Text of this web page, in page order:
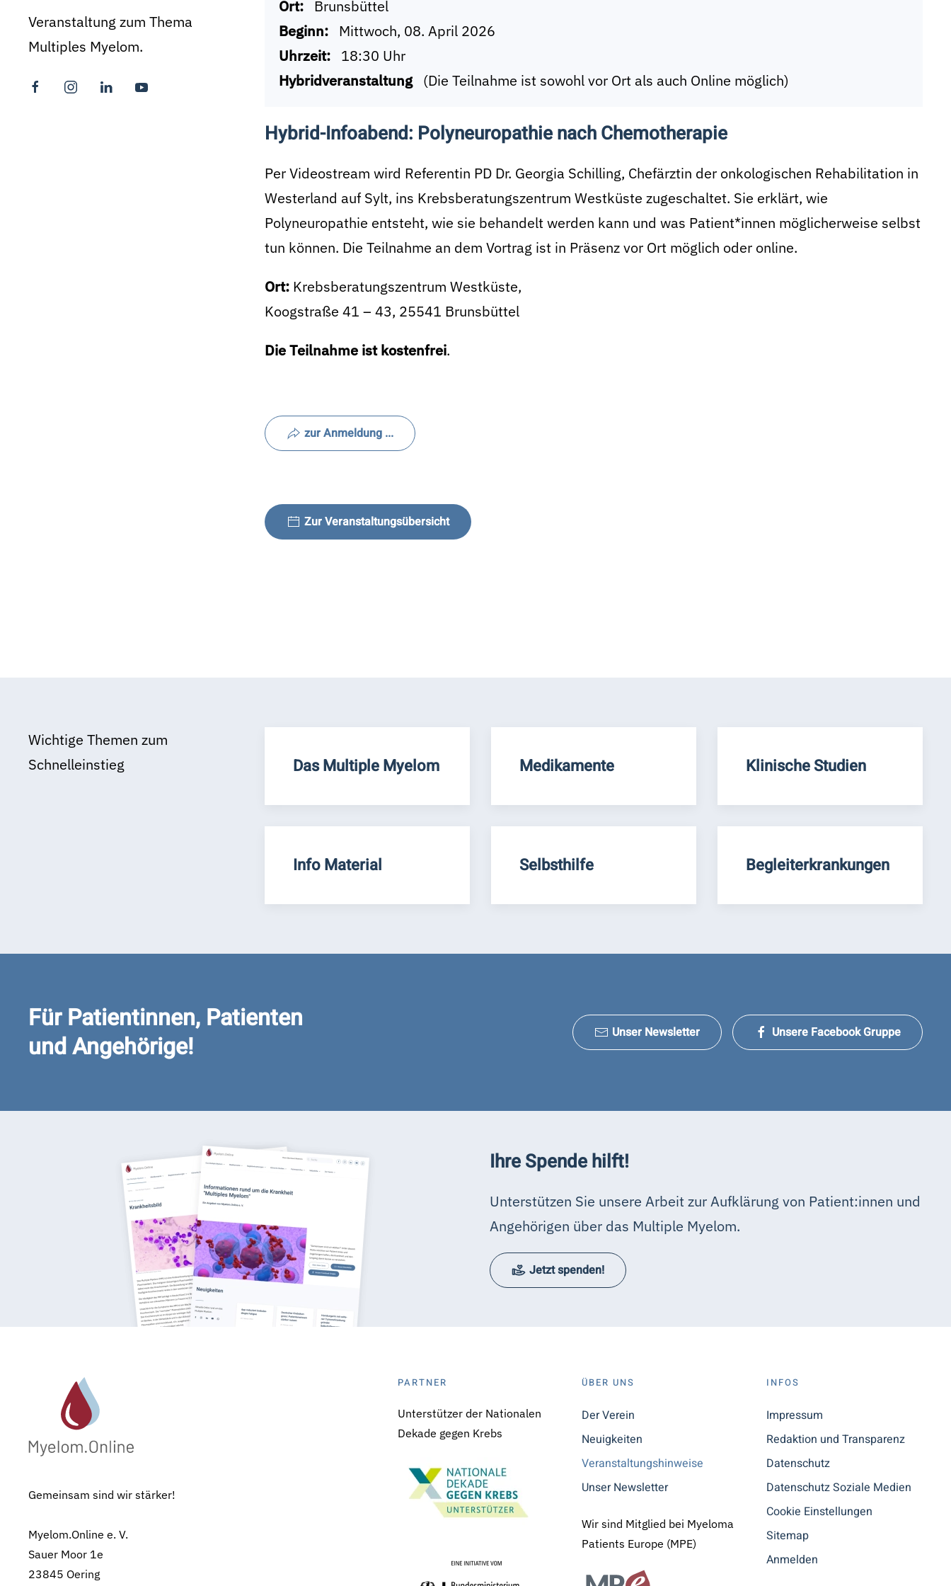
Veranstaltung zum Thema
Multiples Myelom.
Ort:
Brunsbüttel
Beginn:
Mittwoch, 08. April 2026
Uhrzeit:
18:30 Uhr
Hybridveranstaltung
(Die Teilnahme ist sowohl vor Ort als auch Online möglich)
Hybrid-Infoabend: Polyneuropathie nach Chemotherapie
Per Videostream wird Referentin PD Dr. Georgia Schilling, Chefärztin der onkologischen Rehabilitation in
Westerland auf Sylt, ins Krebsberatungszentrum Westküste zugeschaltet. Sie erklärt, wie
Polyneuropathie entsteht, wie sie behandelt werden kann und was Patient*innen möglicherweise selbst
tun können. Die Teilnahme an dem Vortrag ist in Präsenz vor Ort möglich oder online.
Ort:Krebsberatungszentrum Westküste,
Koogstraße 41 – 43, 25541 Brunsbüttel
Die Teilnahme ist kostenfrei.
zur Anmeldung ...
Zur Veranstaltungsübersicht
Wichtige Themen zum
Schnelleinstieg
Das Multiple Myelom Medikamente Klinische Studien
Info Material Selbsthilfe Begleiterkrankungen
Für Patientinnen, Patienten
und Angehörige!
Unser Newsletter Unsere Facebook Gruppe
Ihre Spende hilft!
Unterstützen Sie unsere Arbeit zur Aufklärung von Patient:innen und
Angehörigen über das Multiple Myelom.
Jetzt spenden!
Gemeinsam sind wir stärker!
Myelom.Online e. V.
Sauer Moor 1e
23845 Oering
PARTNER
Unterstützer der Nationalen
Dekade gegen Krebs
ÜBER UNS
Der Verein
Neuigkeiten
Veranstaltungshinweise
Unser Newsletter
Wir sind Mitglied bei Myeloma
Patients Europe (MPE)
INFOS
Impressum
Redaktion und Transparenz
Datenschutz
Datenschutz Soziale Medien
Cookie Einstellungen
Sitemap
Anmelden